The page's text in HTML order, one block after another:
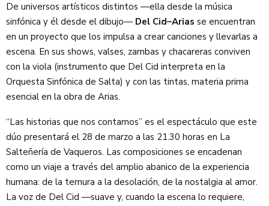
De universos artísticos distintos —ella desde la música
sinfónica y él desde el dibujo— Del Cid–Arias se encuentran
en un proyecto que los impulsa a crear canciones y llevarlas a
escena. En sus shows, valses, zambas y chacareras conviven
con la viola (instrumento que Del Cid interpreta en la
Orquesta Sinfónica de Salta) y con las tintas, materia prima
esencial en la obra de Arias.
“Las historias que nos contamos” es el espectáculo que este
dúo presentará el 28 de marzo a las 21.30 horas en La
Salteñería de Vaqueros. Las composiciones se encadenan
como un viaje a través del amplio abanico de la experiencia
humana: de la ternura a la desolación, de la nostalgia al amor.
La voz de Del Cid —suave y, cuando la escena lo requiere,